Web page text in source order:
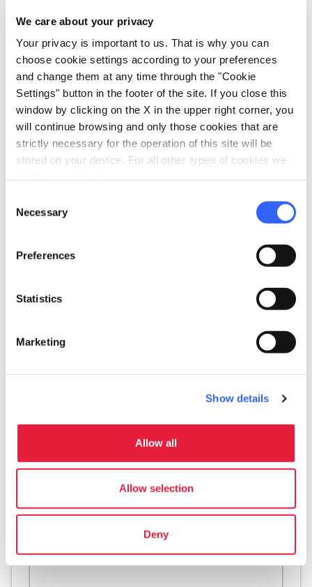
We care about your privacy
Your privacy is important to us. That is why you can
choose cookie settings according to your preferences
and change them at any time through the "Cookie
Settings" button in the footer of the site. If you close this
window by clicking on the X in the upper right corner, you
will continue browsing and only those cookies that are
strictly necessary for the operation of this site will be
stored on your device. For all other types of cookies we
Selection
Necessary
Preferences
Statistics
Marketing
Show details
Allow all
Allow selection
Deny
Safe
Hair dryer
Air conditioner
In-room telephone
local_parking Parking
Parking
Garage
Outdoor swimming pool
family_restroom Services for families
work
Meeting room